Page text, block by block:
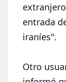
entrada
iraníes".
Otro